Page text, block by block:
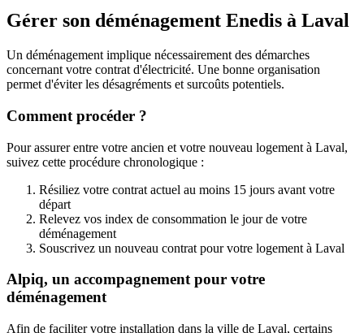
Gérer son déménagement Enedis à Laval
Un déménagement implique nécessairement des démarches
concernant votre contrat d'électricité. Une bonne organisation
permet d'éviter les désagréments et surcoûts potentiels.
Comment procéder ?
Pour assurer entre votre ancien et votre nouveau logement à Laval,
suivez cette procédure chronologique :
Résiliez votre contrat actuel au moins 15 jours avant votre
départ
Relevez vos index de consommation le jour de votre
déménagement
Souscrivez un nouveau contrat pour votre logement à Laval
Alpiq, un accompagnement pour votre
déménagement
Afin de faciliter votre installation dans la ville de Laval, certains